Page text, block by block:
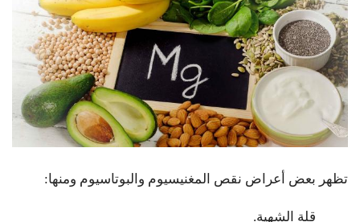
تظهر بعض أعراض نقص المغنيسيوم والبوتاسيوم ومنها:
قلة الشهية.